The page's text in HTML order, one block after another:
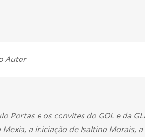
Autor
e os convites do GOL e da
a iniciação de Isaltino Morais, a